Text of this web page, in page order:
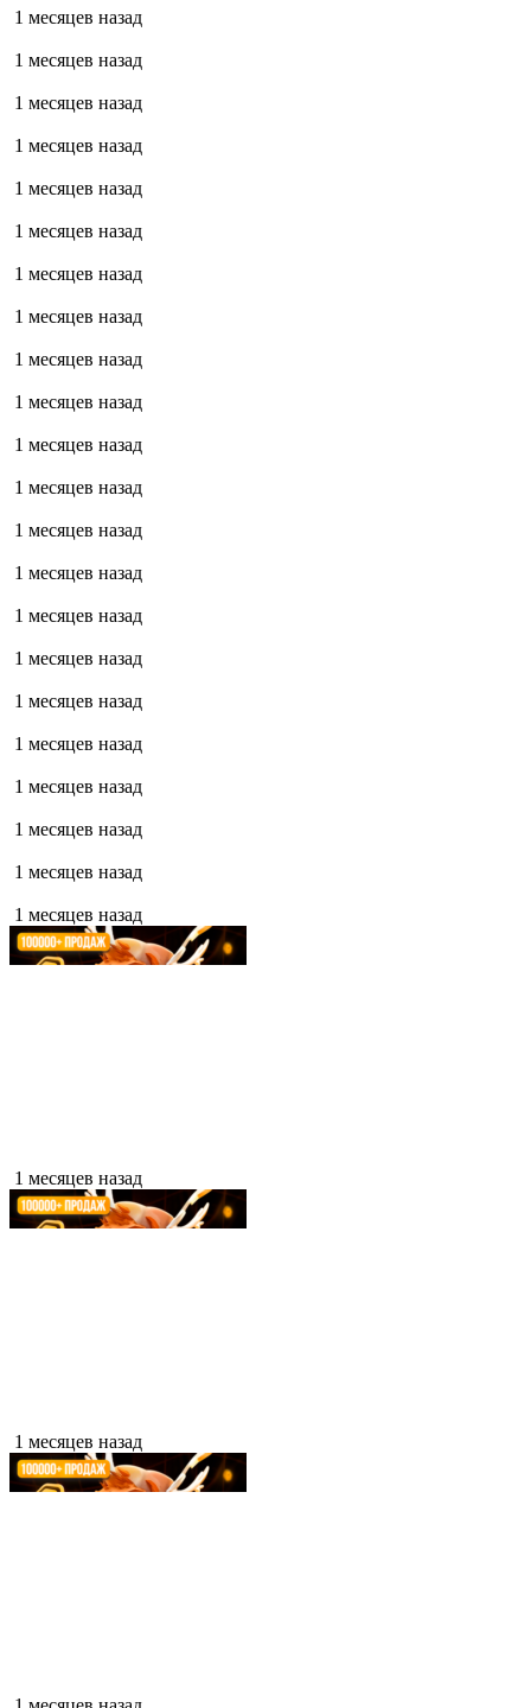
1 месяцев назад
1 месяцев назад
1 месяцев назад
1 месяцев назад
1 месяцев назад
1 месяцев назад
1 месяцев назад
1 месяцев назад
1 месяцев назад
1 месяцев назад
1 месяцев назад
1 месяцев назад
1 месяцев назад
1 месяцев назад
1 месяцев назад
1 месяцев назад
1 месяцев назад
1 месяцев назад
1 месяцев назад
1 месяцев назад
1 месяцев назад
1 месяцев назад
1 месяцев назад
1 месяцев назад